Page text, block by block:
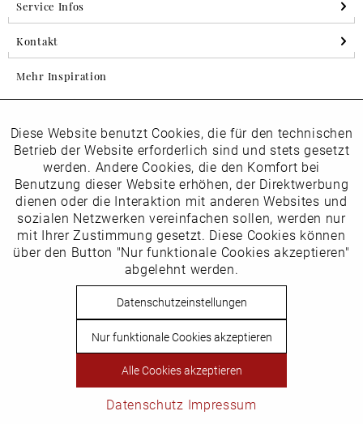
Service Infos
Kontakt
Mehr Inspiration
Folgen Sie uns auf Instagram
horsch_schuhe
Newsletter
Datenschutzbestimmungenhabe ich zur Kenntnis
vom Newsletter abmelden.
Vertrag widerrufen
Copyright © Schuhhaus Horsch. * Alle Preise inkl.
steuerbefreit.
Funktionale Aktiv
Marketing Inaktiv
Tracking Inaktiv
Inaktiv
Diese Website benutzt Cookies, die für den technischen
Betrieb der Website erforderlich sind und stets gesetzt
werden. Andere Cookies, die den Komfort bei
Benutzung dieser Website erhöhen, der Direktwerbung
dienen oder die Interaktion mit anderen Websites und
sozialen Netzwerken vereinfachen sollen, werden nur
mit Ihrer Zustimmung gesetzt. Diese Cookies können
über den Button "Nur funktionale Cookies akzeptieren"
abgelehnt werden.
Datenschutzeinstellungen
Nur funktionale Cookies akzeptieren
Alle Cookies akzeptieren
Datenschutz Impressum